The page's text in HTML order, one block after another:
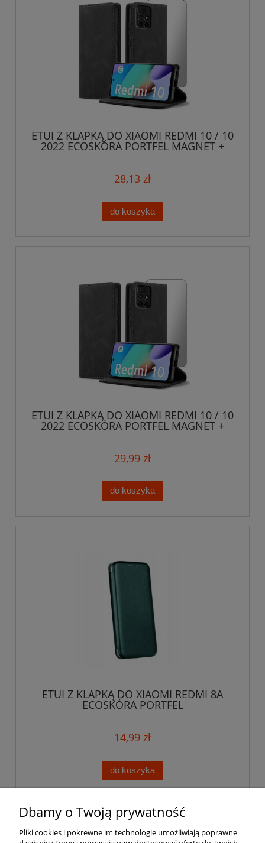
ETUI Z KLAPKĄ DO XIAOMI REDMI 10 / 10
2022 ECOSKÓRA PORTFEL MAGNET +
28,13 zł
do koszyka
ETUI Z KLAPKĄ DO XIAOMI REDMI 10 / 10
2022 ECOSKÓRA PORTFEL MAGNET +
29,99 zł
do koszyka
ETUI Z KLAPKĄ DO XIAOMI REDMI 8A
ECOSKÓRA PORTFEL
14,99 zł
do koszyka
Pomoc
Dbamy o Twoją prywatność
Pliki cookies i pokrewne im technologie umożliwiają poprawne